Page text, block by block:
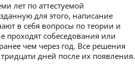
лет по аттестуемой
для этого, написание
в себя вопросы по теории и
проходят собеседования или
чем через год. Все решения
дней после их появления.